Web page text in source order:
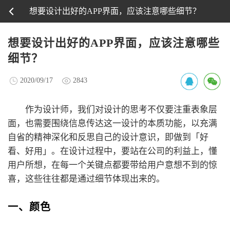
想要设计出好的APP界面，应该注意哪些细节？
想要设计出好的APP界面，应该注意哪些
细节？
2020/09/17 2843
作为设计师，我们对设计的思考不仅要注重表象层
面，也需要围绕信息传达这一设计的本质功能，以充满
自省的精神深化和反思自己的设计意识，即做到「好
看、好用」。在设计过程中，要站在公司的利益上，懂
用户所想，在每一个关键点都要带给用户意想不到的惊
喜，这些往往都是通过细节体现出来的。
一、颜色